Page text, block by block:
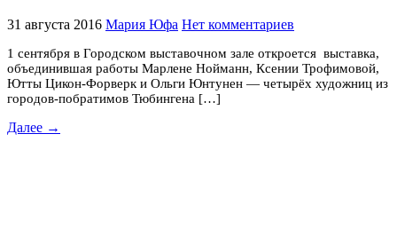
31 августа 2016 Мария Юфа Нет комментариев
1 сентября в Городском выставочном зале откроется выставка,
объединившая работы Марлене Нойманн, Ксении Трофимовой,
Ютты Цикон-Форверк и Ольги Юнтунен — четырёх художниц из
городов-побратимов Тюбингена […]
Далее →